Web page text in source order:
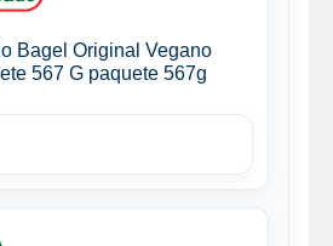
Bagel Original Vegano
567 G paquete 567g